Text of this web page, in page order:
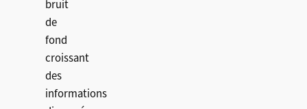
bruit
de
fond
croissant
des
informations